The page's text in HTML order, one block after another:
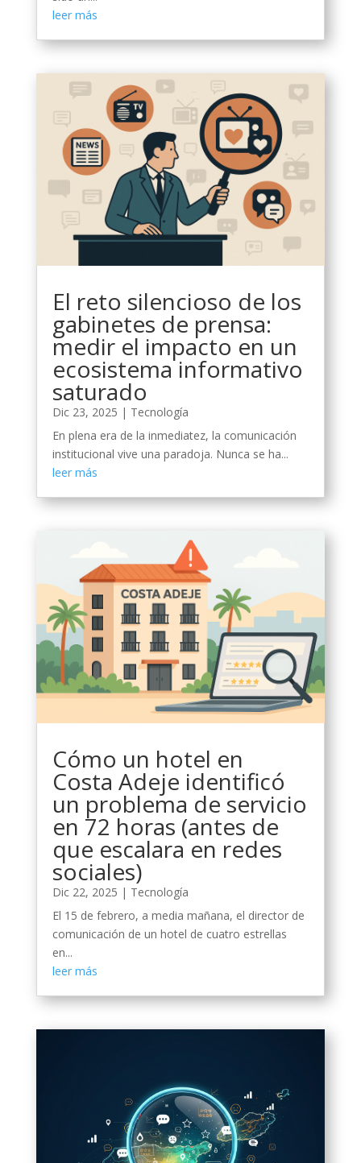
leer más
El reto silencioso de los
gabinetes de prensa:
medir el impacto en un
ecosistema informativo
saturado
Dic 23, 2025 | Tecnología
En plena era de la inmediatez, la comunicación
institucional vive una paradoja. Nunca se ha...
leer más
Cómo un hotel en
Costa Adeje identificó
un problema de servicio
en 72 horas (antes de
que escalara en redes
sociales)
Dic 22, 2025 | Tecnología
El 15 de febrero, a media mañana, el director de
comunicación de un hotel de cuatro estrellas
en...
leer más